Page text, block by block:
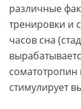
различные
тренировки и
часов сна
стимулирует